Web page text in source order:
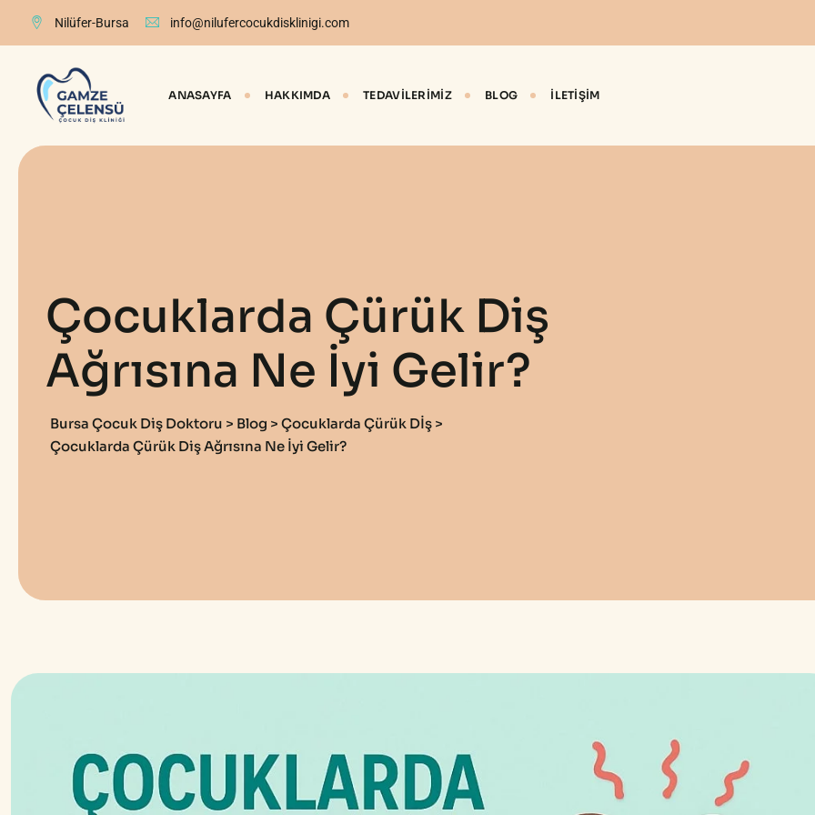
Nilüfer-Bursa info@nilufercocukdisklinigi.com
ANASAYFA HAKKIMDA TEDAVILERIMIZ BLOG İLETIŞIM
Çocuklarda Çürük Diş
Ağrısına Ne İyi Gelir?
Bursa Çocuk Diş Doktoru > Blog > Çocuklarda Çürük Dİş >
Çocuklarda Çürük Diş Ağrısına Ne İyi Gelir?